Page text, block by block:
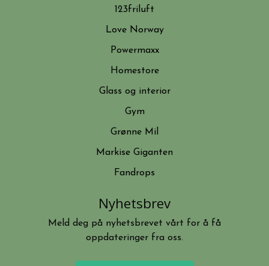
123friluft
Love Norway
Powermaxx
Homestore
Glass og interior
Gym
Grønne Mil
Markise Giganten
Fandrops
Nyhetsbrev
Meld deg på nyhetsbrevet vårt for å få
oppdateringer fra oss.